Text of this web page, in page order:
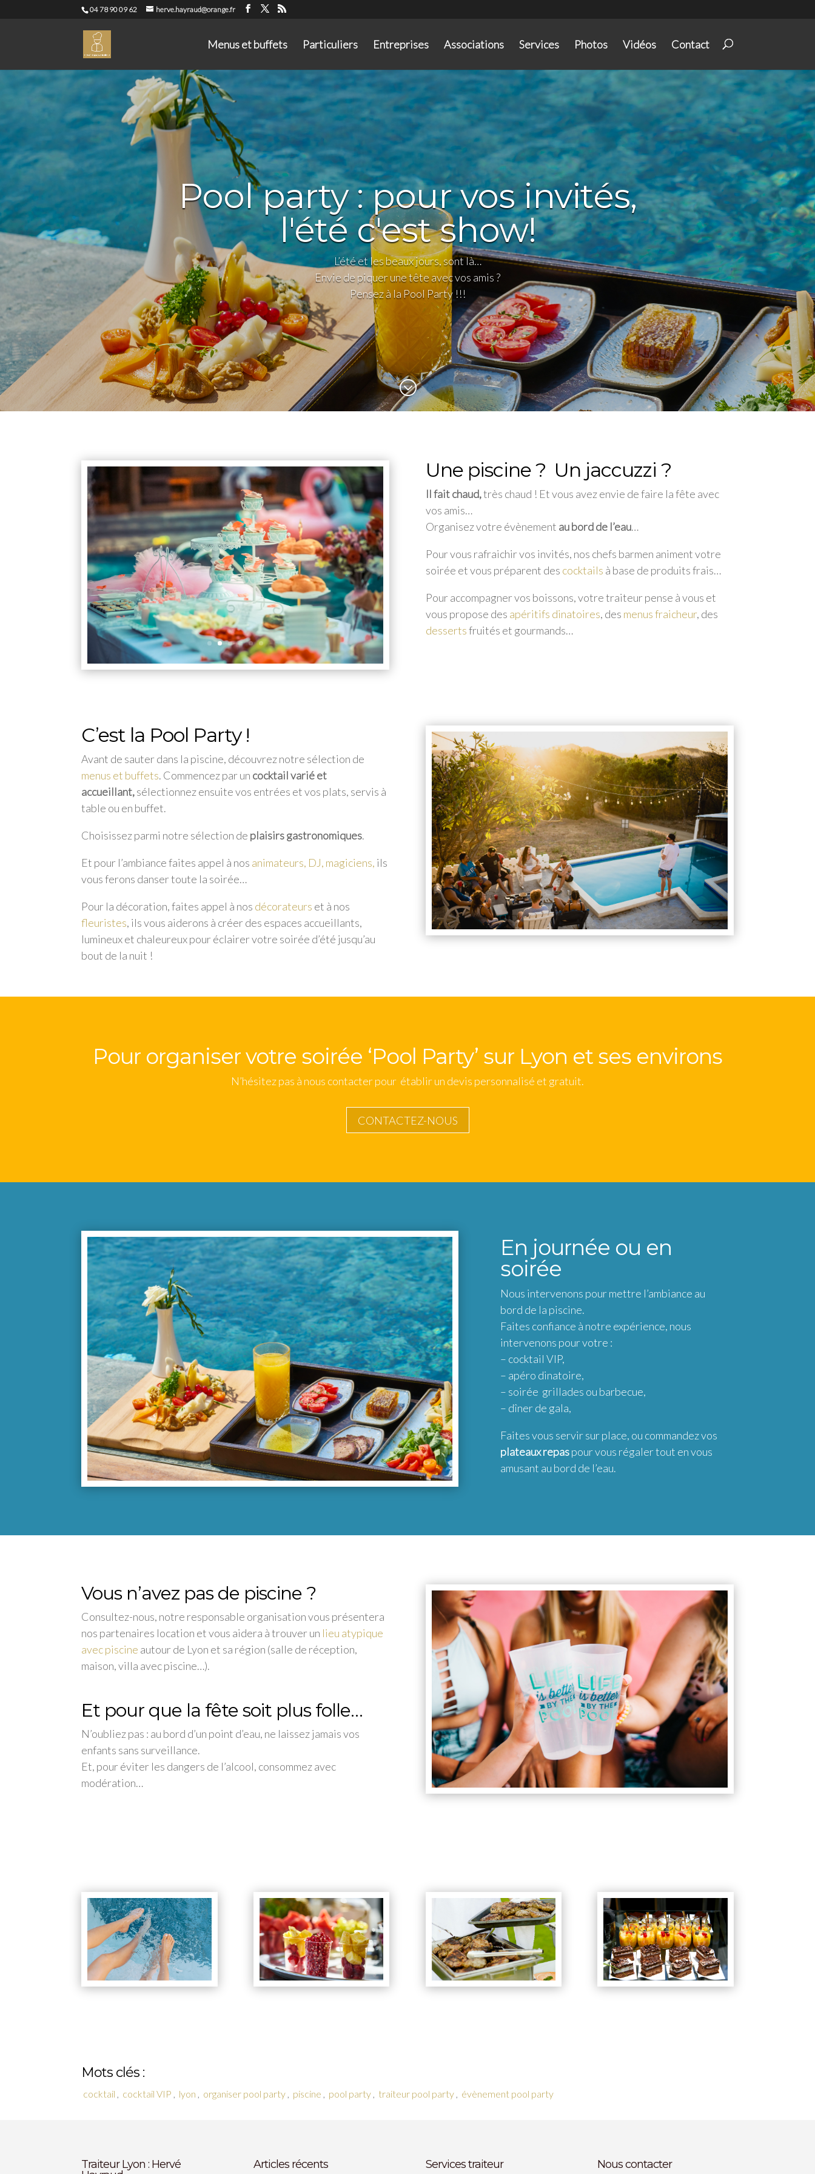
04 78 90 09 62 herve.hayraud@orange.fr
Menus et buffets Particuliers Entreprises Associations Services Photos Vidéos Contact
Pool party : pour vos invités,
l'été c'est show!
L’été et les beaux jours, sont là…
Envie de piquer une tête avec vos amis ?
Pensez à la Pool Party !!!
;
Une piscine ? Un jaccuzzi ?
Il fait chaud,très chaud ! Et vous avez envie de faire la fête avec
vos amis…
Organisez votre évènement au bord de l’eau…
Pour vous rafraichir vos invités, nos chefs barmen animent votre
soirée et vous préparent des cocktails à base de produits frais…
Pour accompagner vos boissons, votre traiteur pense à vous et
vous propose des apéritifs dinatoires, des menus fraicheur, des
dessertsfruités et gourmands…
C’est la Pool Party !
Avant de sauter dans la piscine, découvrez notre sélection de
menus et buffets. Commencez par un cocktail varié et
accueillant,sélectionnez ensuite vos entrées et vos plats, servis à
table ou en buffet.
Choisissez parmi notre sélection de plaisirs gastronomiques.
Et pour l’ambiance faites appel à nos animateurs, DJ, magiciens, ils
vous ferons danser toute la soirée…
Pour la décoration, faites appel à nos décorateurs et à nos
fleuristes, ils vous aiderons à créer des espaces accueillants,
lumineux et chaleureux pour éclairer votre soirée d’été jusqu’au
bout de la nuit !
Pour organiser votre soirée ‘Pool Party’ sur Lyon et ses environs
N’hésitez pas à nous contacter pour établir un devis personnalisé et gratuit.
CONTACTEZ-NOUS
En journée ou en
soirée
Nous intervenons pour mettre l’ambiance au
bord de la piscine.
Faites confiance à notre expérience, nous
intervenons pour votre :
– cocktail VIP,
– apéro dinatoire,
– soirée grillades ou barbecue,
– dîner de gala,
Faites vous servir sur place, ou commandez vos
plateaux repaspour vous régaler tout en vous
amusant au bord de l’eau.
Vous n’avez pas de piscine ?
Consultez-nous, notre responsable organisation vous présentera
nos partenaires location et vous aidera à trouver un lieu atypique
avec piscine autour de Lyon et sa région (salle de réception,
maison, villa avec piscine…).
Et pour que la fête soit plus folle…
N’oubliez pas : au bord d’un point d’eau, ne laissez jamais vos
enfants sans surveillance.
Et, pour éviter les dangers de l’alcool, consommez avec
modération…
Mots clés :
cocktail cocktail VIP lyon organiser pool party piscine pool party traiteur pool party évènement pool party
Traiteur Lyon : Hervé
Articles récents Services traiteur Nous contacter